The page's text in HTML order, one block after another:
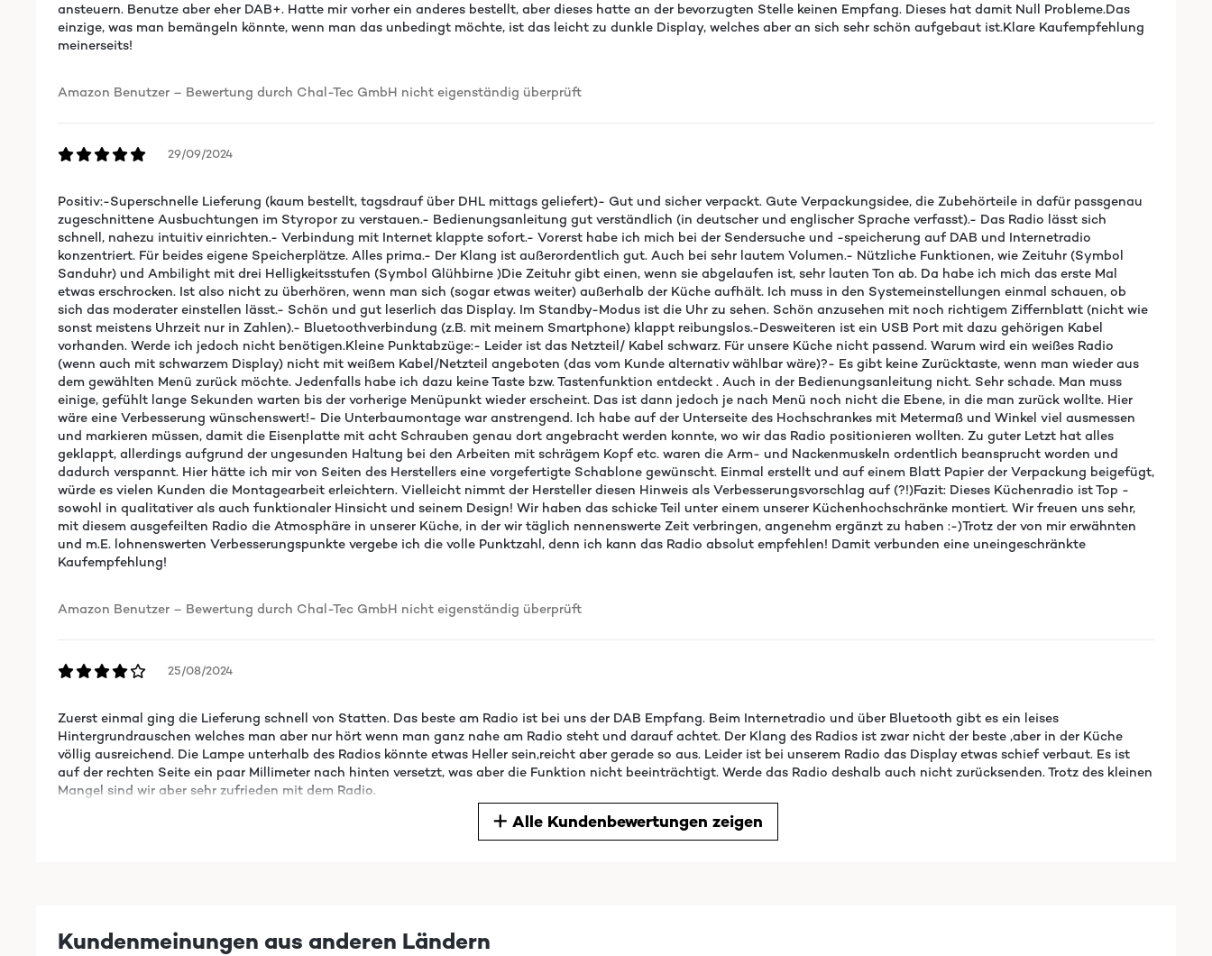
ansteuern. Benutze aber eher DAB+. Hatte mir vorher ein anderes bestellt, aber dieses hatte an der bevorzugten Stelle keinen Empfang. Dieses hat damit Null Probleme.Das
einzige, was man bemängeln könnte, wenn man das unbedingt möchte, ist das leicht zu dunkle Display, welches aber an sich sehr schön aufgebaut ist.Klare Kaufempfehlung
meinerseits!
Amazon Benutzer – Bewertung durch Chal-Tec GmbH nicht eigenständig überprüft
29/09/2024
Positiv:-Superschnelle Lieferung (kaum bestellt, tagsdrauf über DHL mittags geliefert)- Gut und sicher verpackt. Gute Verpackungsidee, die Zubehörteile in dafür passgenau
zugeschnittene Ausbuchtungen im Styropor zu verstauen.- Bedienungsanleitung gut verständlich (in deutscher und englischer Sprache verfasst).- Das Radio lässt sich
schnell, nahezu intuitiv einrichten.- Verbindung mit Internet klappte sofort.- Vorerst habe ich mich bei der Sendersuche und -speicherung auf DAB und Internetradio
konzentriert. Für beides eigene Speicherplätze. Alles prima.- Der Klang ist außerordentlich gut. Auch bei sehr lautem Volumen.- Nützliche Funktionen, wie Zeituhr (Symbol
Sanduhr) und Ambilight mit drei Helligkeitsstufen (Symbol Glühbirne )Die Zeituhr gibt einen, wenn sie abgelaufen ist, sehr lauten Ton ab. Da habe ich mich das erste Mal
etwas erschrocken. Ist also nicht zu überhören, wenn man sich (sogar etwas weiter) außerhalb der Küche aufhält. Ich muss in den Systemeinstellungen einmal schauen, ob
sich das moderater einstellen lässt.- Schön und gut leserlich das Display. Im Standby-Modus ist die Uhr zu sehen. Schön anzusehen mit noch richtigem Ziffernblatt (nicht wie
sonst meistens Uhrzeit nur in Zahlen).- Bluetoothverbindung (z.B. mit meinem Smartphone) klappt reibungslos.-Desweiteren ist ein USB Port mit dazu gehörigen Kabel
vorhanden. Werde ich jedoch nicht benötigen.Kleine Punktabzüge:- Leider ist das Netzteil/ Kabel schwarz. Für unsere Küche nicht passend. Warum wird ein weißes Radio
(wenn auch mit schwarzem Display) nicht mit weißem Kabel/Netzteil angeboten (das vom Kunde alternativ wählbar wäre)?- Es gibt keine Zurücktaste, wenn man wieder aus
dem gewählten Menü zurück möchte. Jedenfalls habe ich dazu keine Taste bzw. Tastenfunktion entdeckt . Auch in der Bedienungsanleitung nicht. Sehr schade. Man muss
einige, gefühlt lange Sekunden warten bis der vorherige Menüpunkt wieder erscheint. Das ist dann jedoch je nach Menü noch nicht die Ebene, in die man zurück wollte. Hier
wäre eine Verbesserung wünschenswert!- Die Unterbaumontage war anstrengend. Ich habe auf der Unterseite des Hochschrankes mit Metermaß und Winkel viel ausmessen
und markieren müssen, damit die Eisenplatte mit acht Schrauben genau dort angebracht werden konnte, wo wir das Radio positionieren wollten. Zu guter Letzt hat alles
geklappt, allerdings aufgrund der ungesunden Haltung bei den Arbeiten mit schrägem Kopf etc. waren die Arm- und Nackenmuskeln ordentlich beansprucht worden und
dadurch verspannt. Hier hätte ich mir von Seiten des Herstellers eine vorgefertigte Schablone gewünscht. Einmal erstellt und auf einem Blatt Papier der Verpackung beigefügt,
würde es vielen Kunden die Montagearbeit erleichtern. Vielleicht nimmt der Hersteller diesen Hinweis als Verbesserungsvorschlag auf (?!)Fazit: Dieses Küchenradio ist Top -
sowohl in qualitativer als auch funktionaler Hinsicht und seinem Design! Wir haben das schicke Teil unter einem unserer Küchenhochschränke montiert. Wir freuen uns sehr,
mit diesem ausgefeilten Radio die Atmosphäre in unserer Küche, in der wir täglich nennenswerte Zeit verbringen, angenehm ergänzt zu haben :-)Trotz der von mir erwähnten
und m.E. lohnenswerten Verbesserungspunkte vergebe ich die volle Punktzahl, denn ich kann das Radio absolut empfehlen! Damit verbunden eine uneingeschränkte
Kaufempfehlung!
Amazon Benutzer – Bewertung durch Chal-Tec GmbH nicht eigenständig überprüft
25/08/2024
Zuerst einmal ging die Lieferung schnell von Statten. Das beste am Radio ist bei uns der DAB Empfang. Beim Internetradio und über Bluetooth gibt es ein leises
Hintergrundrauschen welches man aber nur hört wenn man ganz nahe am Radio steht und darauf achtet. Der Klang des Radios ist zwar nicht der beste ,aber in der Küche
völlig ausreichend. Die Lampe unterhalb des Radios könnte etwas Heller sein,reicht aber gerade so aus. Leider ist bei unserem Radio das Display etwas schief verbaut. Es ist
auf der rechten Seite ein paar Millimeter nach hinten versetzt, was aber die Funktion nicht beeinträchtigt. Werde das Radio deshalb auch nicht zurücksenden. Trotz des kleinen
Mangel sind wir aber sehr zufrieden mit dem Radio.
Amazon Benutzer – Bewertung durch Chal-Tec GmbH nicht eigenständig überprüft
Habe eine relativ kleine Küche und bin daher auf jeden Quadratzentimeter froh, auf dem nichts auf der Arbeitsplatte steht. :-) Daher ist mein voriges Internetradio (Grundig)
Alle Kundenbewertungen zeigen
Kundenmeinungen aus anderen Ländern